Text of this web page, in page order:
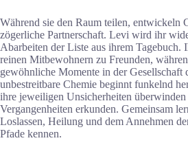
Während sie den Raum teilen, entwickeln
zögerliche Partnerschaft. Levi wird ihr
Abarbeiten der Liste aus ihrem Tagebuch.
reinen Mitbewohnern zu Freunden,
gewöhnliche Momente in der Gesellschaft
unbestreitbare Chemie beginnt funkelnd
ihre jeweiligen Unsicherheiten
Vergangenheiten erkunden. Gemeinsam
Loslassen, Heilung und dem Annehmen
Pfade kennen.